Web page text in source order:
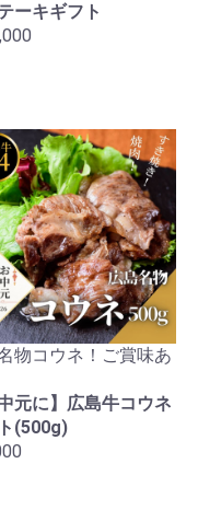
ーキギフト
物コウネ！ご賞味あ
中元に】広島牛コウネ
(500g)